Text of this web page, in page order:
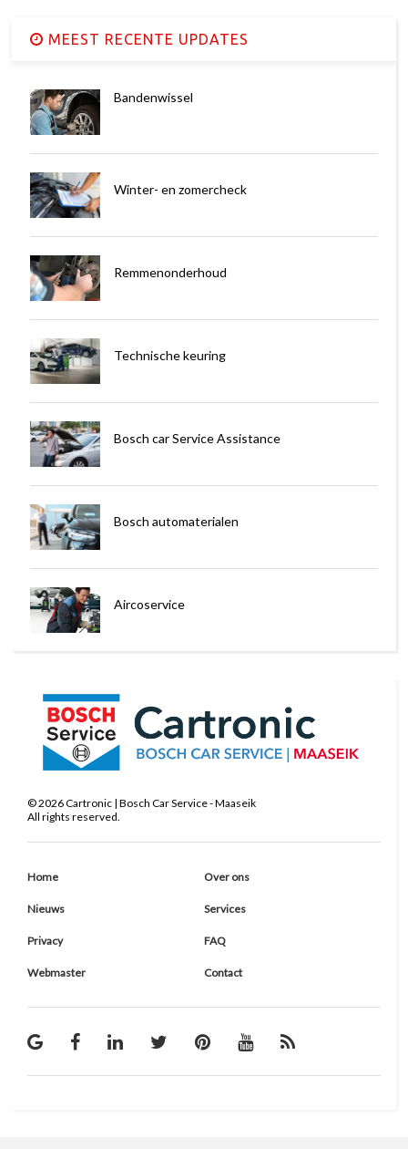
MEEST RECENTE UPDATES
Bandenwissel
Winter- en zomercheck
Remmenonderhoud
Technische keuring
Bosch car Service Assistance
Bosch automaterialen
Aircoservice
©2026Cartronic | Bosch Car Service - Maaseik
All rights reserved.
Home Over ons
Nieuws Services
Privacy FAQ
Webmaster Contact